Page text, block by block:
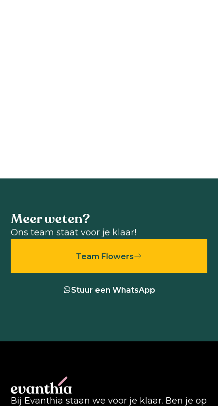
Meer weten?
Ons team staat voor je klaar!
Team Flowers
Stuur een WhatsApp
Bij Evanthia staan we voor je klaar. Ben je op